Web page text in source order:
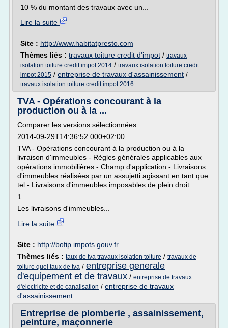
10 % du montant des travaux avec un...
Lire la suite
Site : http://www.habitatpresto.com
Thèmes liés : travaux toiture credit d'impot / travaux
isolation toiture credit impot 2014 / travaux isolation toiture credit
impot 2015 / entreprise de travaux d'assainissement /
travaux isolation toiture credit impot 2016
TVA - Opérations concourant à la
production ou à la ...
Comparer les versions sélectionnées
2014-09-29T14:36:52.000+02:00
TVA - Opérations concourant à la production ou à la
livraison d'immeubles - Règles générales applicables aux
opérations immobilières - Champ d'application - Livraisons
d'immeubles réalisées par un assujetti agissant en tant que
tel - Livraisons d'immeubles imposables de plein droit
1
Les livraisons d'immeubles...
Lire la suite
Site : http://bofip.impots.gouv.fr
Thèmes liés : taux de tva travaux isolation toiture / travaux de
toiture quel taux de tva / entreprise generale
d'equipement et de travaux / entreprise de travaux
d'electricite et de canalisation / entreprise de travaux
d'assainissement
Entreprise de plomberie , assainissement,
peinture, maçonnerie